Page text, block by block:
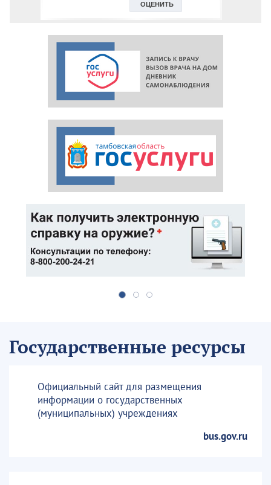
Государственные ресурсы
Официальный сайт для размещения
информации о государственных
(муниципальных) учреждениях
bus.gov.ru